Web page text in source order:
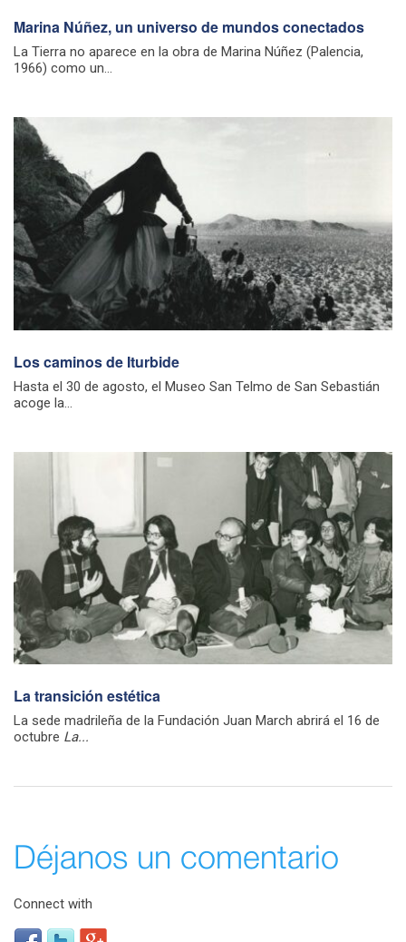
Marina Núñez, un universo de mundos conectados
La Tierra no aparece en la obra de Marina Núñez (Palencia,
1966) como un...
Los caminos de Iturbide
Hasta el 30 de agosto, el Museo San Telmo de San Sebastián
acoge la...
La transición estética
La sede madrileña de la Fundación Juan March abrirá el 16 de
octubre La...
Déjanos un comentario
Connect with